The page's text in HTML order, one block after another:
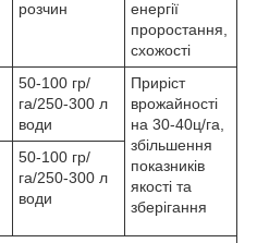
розчин
енергії
проростання,
схожості
50-100 гр/
га/250-300 л
води
Приріст
врожайності
на 30-40ц/га,
збільшення
показників
якості та
зберігання
50-100 гр/
га/250-300 л
води